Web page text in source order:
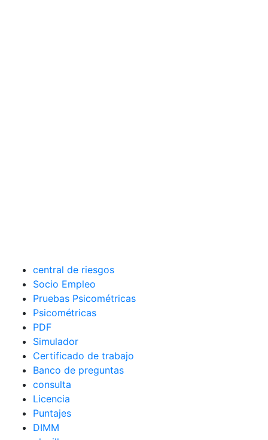
central de riesgos
Socio Empleo
Pruebas Psicométricas
Psicométricas
PDF
Simulador
Certificado de trabajo
Banco de preguntas
consulta
Licencia
Puntajes
DIMM